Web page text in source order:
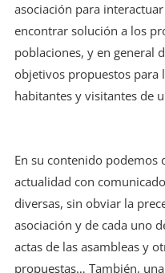
asociación para
encontrar solución a los
poblaciones, y en general
objetivos propuestos para
habitantes y visitantes de
En su contenido podemos
actualidad con
diversas, sin obviar la
asociación y de cada uno
actas de las asambleas y
propuestas… También,